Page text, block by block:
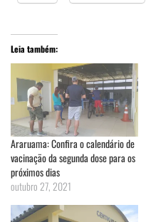
Leia também:
Araruama: Confira o calendário de
vacinação da segunda dose para os
próximos dias
outubro 27, 2021